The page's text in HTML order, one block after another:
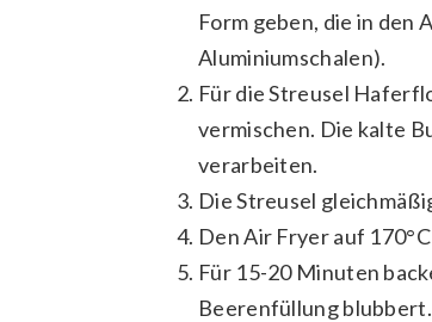
Form geben, die in den
Aluminiumschalen).
Für die Streusel
vermischen. Die kalte
verarbeiten.
Die Streusel
Den Air Fryer auf
Für 15-20 Minuten
Beerenfüllung